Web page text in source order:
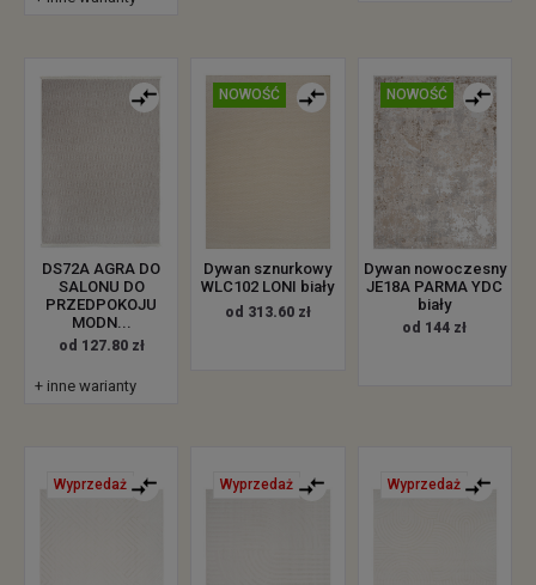
DS72A AGRA DO
SALONU DO
PRZEDPOKOJU
MODN...
od 127.80 zł
+ inne warianty
NOWOŚĆ
Dywan sznurkowy
WLC102 LONI biały
od 313.60 zł
NOWOŚĆ
Dywan nowoczesny
JE18A PARMA YDC
biały
od 144 zł
Wyprzedaż Wyprzedaż Wyprzedaż